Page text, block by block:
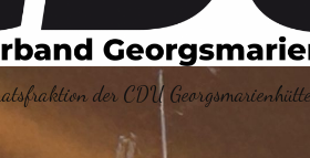
der CDU